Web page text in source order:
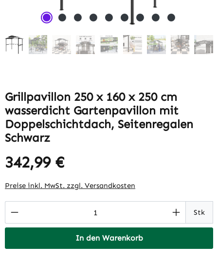
Grillpavillon 250 x 160 x 250 cm
wasserdicht Gartenpavillon mit
Doppelschichtdach, Seitenregalen
Schwarz
Regulärer Preis:
342,99 €
Preise inkl. MwSt. zzgl. Versandkosten
Produkt Anzahl: Gib den gewünschtenStk
In den Warenkorb